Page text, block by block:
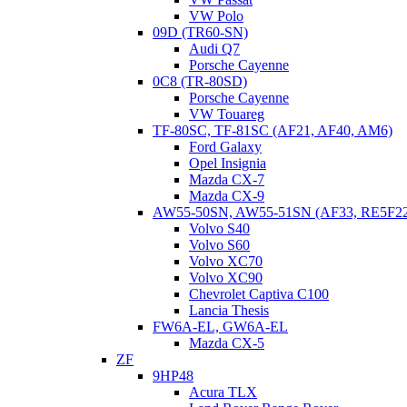
VW Polo
09D (TR60-SN)
Audi Q7
Porsche Cayenne
0C8 (TR-80SD)
Porsche Cayenne
VW Touareg
TF-80SC, TF-81SC (AF21, AF40, AM6)
Ford Galaxy
Opel Insignia
Mazda CX-7
Mazda CX-9
AW55-50SN, AW55-51SN (AF33,
Volvo S40
Volvo S60
Volvo XC70
Volvo XC90
Chevrolet Captiva C100
Lancia Thesis
FW6A-EL, GW6A-EL
Mazda CX-5
ZF
9HP48
Acura TLX